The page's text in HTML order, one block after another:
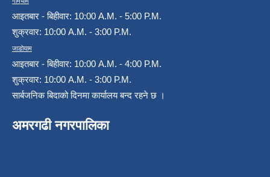
आइतबार - बिहीवार: 10:00 A.M. - 5:00 P.M.
शुक्रवार: 10:00 A.M. - 3:00 P.M.
जाडोयाम
आइतबार - बिहीवार: 10:00 A.M. - 4:00 P.M.
शुक्रवार: 10:00 A.M. - 3:00 P.M.
सार्बजनिक बिदाको दिनमा कार्यालय बन्द रहने छ ।
अमरगढी नगरपालिका